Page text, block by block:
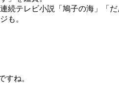
テレビ小説「鳩子の海」「だ
も。
すね。